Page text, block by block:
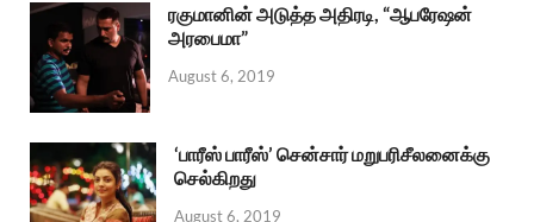
ரகுமானின் அடுத்த அதிரடி, “ஆபரேஷன்
அரபைமா”
August 6, 2019
‘பாரீஸ் பாரீஸ்’ சென்சார் மறுபரிசீலனைக்கு
செல்கிறது
August 6, 2019